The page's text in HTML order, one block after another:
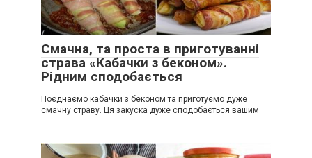
Смачна, та проста в приготуванні
страва «Кабачки з беконом».
Рідним сподобається
Поєднаємо кабачки з беконом та приготуємо дуже
смачну страву. Ця закуска дуже сподобається вашим